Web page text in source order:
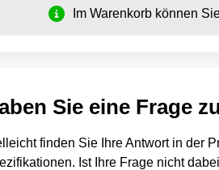
Im Warenkorb können
Sie eine Frage
finden Sie Ihre Antwort in der
Ist Ihre Frage nicht